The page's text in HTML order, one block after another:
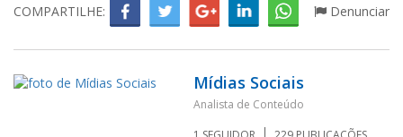
COMPARTILHE: Denunciar
Mídias Sociais
Analista de Conteúdo